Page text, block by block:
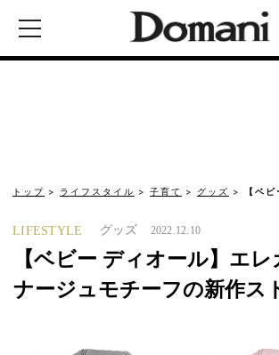
トップ ライフスタイル 子育て グッズ 【ベ
LIFESTYLE グッズ 2022.12.10
【ベビー ディオール】エ
ナージュモチーフの新作ス